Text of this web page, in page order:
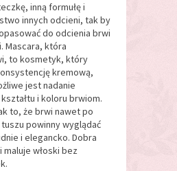
inną formułę i
innych odcieni, tak by
do odcienia brwi
Mascara, która
to kosmetyk, który
kremową,
jest nadanie
i koloru brwiom.
to, że brwi nawet po
powinny wyglądać
i elegancko. Dobra
włoski bez